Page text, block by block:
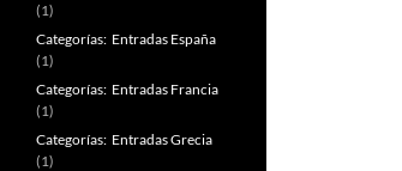
(1)
Categorías: Entradas España
(1)
Categorías: Entradas Francia
(1)
Categorías: Entradas Grecia
(1)